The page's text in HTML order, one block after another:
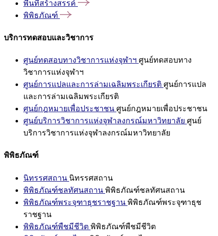
พื้นที่สร้างสรรค์
พิพิธภัณฑ์
บริการทดสอบและวิชาการ
ศูนย์ทดสอบทางวิชาการแห่งจุฬาฯ ศูนย์ทดสอบทาง
วิชาการแห่งจุฬาฯ
ศูนย์การแปลและการล่ามเฉลิมพระเกียรติ ศูนย์การแปล
และการล่ามเฉลิมพระเกียรติ
ศูนย์กฎหมายเพื่อประชาชน ศูนย์กฎหมายเพื่อประชาชน
ศูนย์บริการวิชาการแห่งจุฬาลงกรณ์มหาวิทยาลัย ศูนย์
บริการวิชาการแห่งจุฬาลงกรณ์มหาวิทยาลัย
พิพิธภัณฑ์
นิทรรศสถาน นิทรรศสถาน
พิพิธภัณฑ์ชลทัศนสถาน พิพิธภัณฑ์ชลทัศนสถาน
พิพิธภัณฑ์พระจุฑาธุชราชฐาน พิพิธภัณฑ์พระจุฑาธุช
ราชฐาน
พิพิธภัณฑ์พืชมีชีวิต พิพิธภัณฑ์พืชมีชีวิต